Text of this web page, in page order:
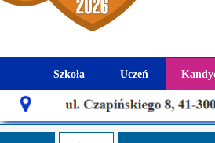
Szkoła
Historia szkoły
Patron szkoły
Uczeń
Kalendarz roku
Wymagania